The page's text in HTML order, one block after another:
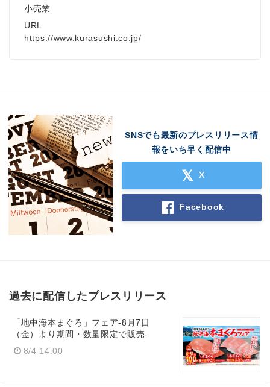
小売業
URL
https://www.kurasushi.co.jp/
SNSでも最新のプレスリリース情
報をいち早く配信中
X
Facebook
過去に配信したプレスリリース
「地中海本まぐろ」フェア-8月7日
（金）より期間・数量限定で販売-
8/4 14:00
Japanese
English